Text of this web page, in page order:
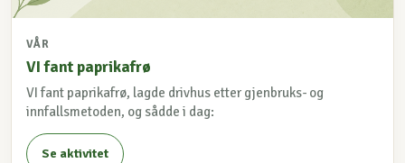
VÅR
VI fant paprikafrø
VI fant paprikafrø, lagde drivhus etter gjenbruks- og
innfallsmetoden, og sådde i dag:
Se aktivitet